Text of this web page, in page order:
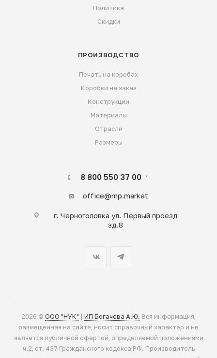
Политика
Скидки
ПРОИЗВОДСТВО
Печать на коробах
Коробки на заказ
Конструкции
Материалы
Отрасли
Размеры
8 800 550 37 00
office@mp.market
г. Черноголовка ул. Первый проезд
зд.8
2026 © ООО "НУК" | ИП Богачева А.Ю. Вся информация,
размещенная на сайте, носит справочный характер и не
является публичной офертой, определяемой положениями
ч.2, ст. 437 Гражданского кодекса РФ. Производитель